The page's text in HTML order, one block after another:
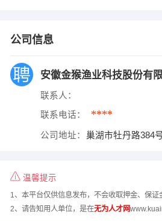
公司信息
安徽金猴渔业科技股份有
联系人：
联系电话： ****
公司地址： 巢湖市牡丹路384
温馨提示
1、本平台仅供信息发布，不会收取押金、保证
2、请告知用人单位，是在无为人才网